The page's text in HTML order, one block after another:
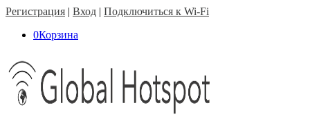
Регистрация | Вход | Подключиться к Wi-Fi
0Корзина